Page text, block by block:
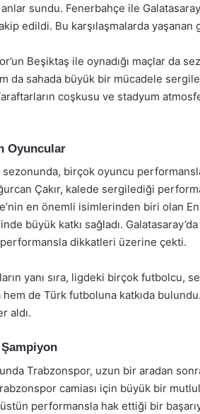
sundu. Fenerbahçe ile
edildi. Bu karşılaşmalarda yaşanan
Beşiktaş ile oynadığı maçlar da
da sahada büyük bir mücadele
coşkusu ve stadyum
Oyuncular
birçok oyuncu
Çakır, kalede sergilediği
en önemli isimlerinden biri olan
büyük katkı sağladı.
dikkatleri üzerine çekti.
yanı sıra, ligdeki birçok futbolcu,
hem de Türk futboluna katkıda
aldı.
Trabzonspor, uzun bir aradan
camiası için büyük bir
performansla hak ettiği bir